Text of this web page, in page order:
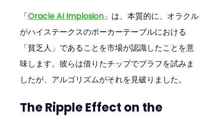
「Oracle AI Implosion」は、本質的に、オラクル
がハイステークスのポーカーテーブルにおける
「貧乏人」であることを市場が認識したことを意
味します。彼らは借りたチップでブラフを試みま
したが、アルゴリズムがそれを見破りました。
The Ripple Effect on the